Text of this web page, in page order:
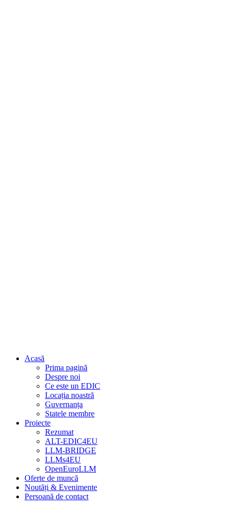
Acasă
Prima pagină
Despre noi
Ce este un EDIC
Locația noastră
Guvernanța
Statele membre
Proiecte
Rezumat
ALT-EDIC4EU
LLM-BRIDGE
LLMs4EU
OpenEuroLLM
Oferte de muncă
Noutăți & Evenimente
Persoană de contact